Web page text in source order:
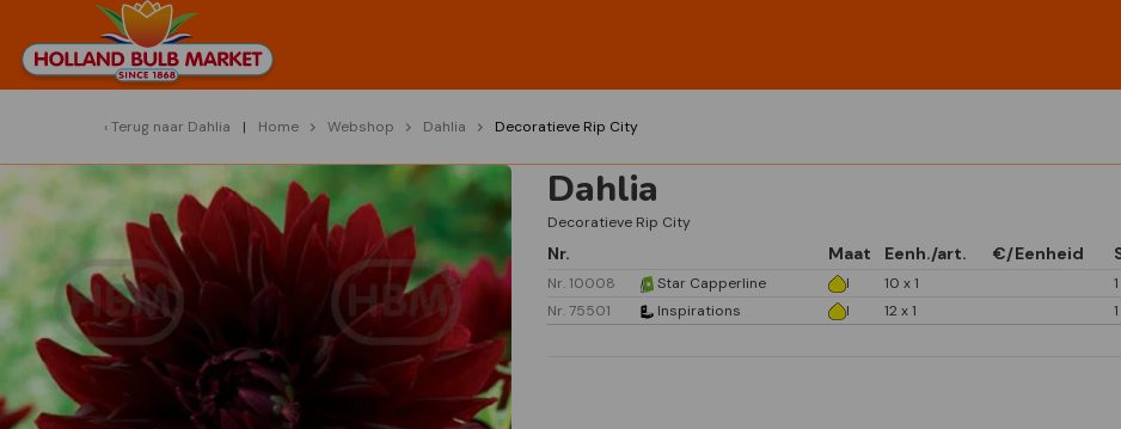
Terug naar Dahlia Home Webshop Dahlia Decoratieve Rip City
Dahlia
Decoratieve Rip City
Nr. Maat Eenh./art. €/Eenheid
Nr. 10008 Star Capperline I 10 x 1 1
Nr. 75501
Inspirations I 12 x 1 1